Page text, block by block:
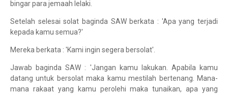
bingar para jemaah lelaki.
Setelah selesai solat baginda SAW berkata : 'Apa yang terjadi
kepada kamu semua?'
Mereka berkata : 'Kami ingin segera bersolat'.
Jawab baginda SAW : 'Jangan kamu lakukan. Apabila kamu
datang untuk bersolat maka kamu mestilah bertenang. Mana-
mana rakaat yang kamu perolehi maka tunaikan, apa yang